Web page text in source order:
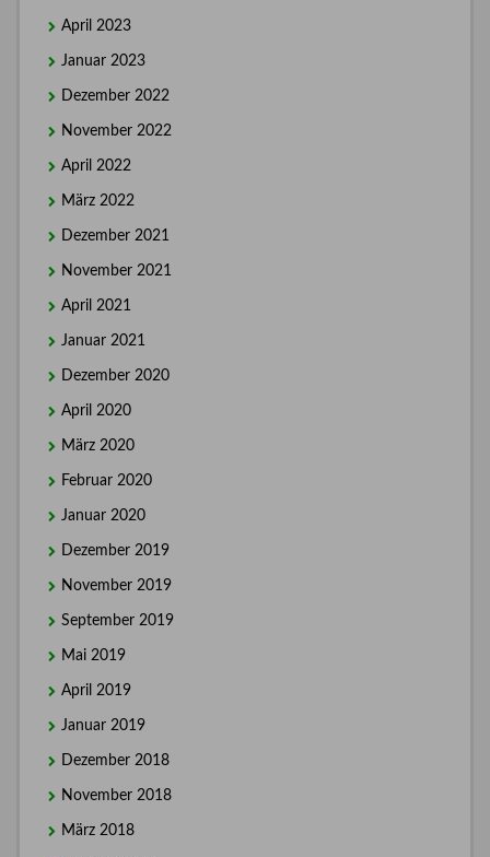
April 2023
Januar 2023
Dezember 2022
November 2022
April 2022
März 2022
Dezember 2021
November 2021
April 2021
Januar 2021
Dezember 2020
April 2020
März 2020
Februar 2020
Januar 2020
Dezember 2019
November 2019
September 2019
Mai 2019
April 2019
Januar 2019
Dezember 2018
November 2018
März 2018